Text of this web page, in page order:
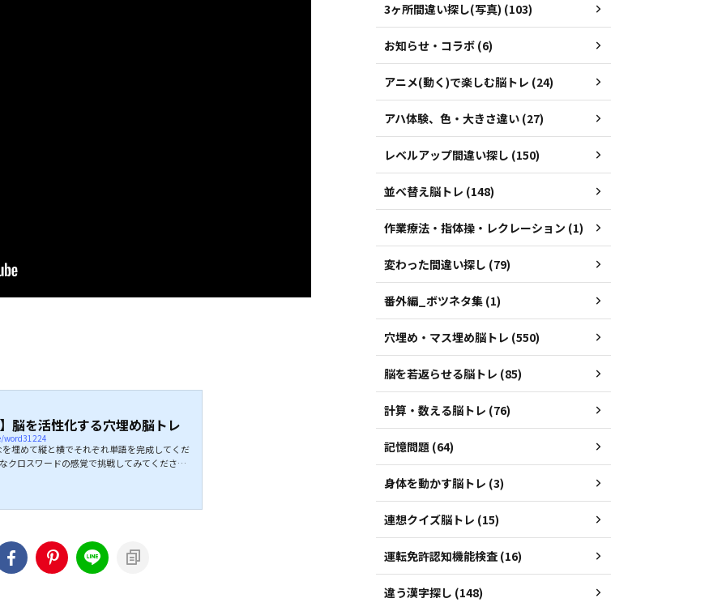
脳を活性化する穴埋め脳トレ
埋めて縦と横でそれぞれ単語を完成してくだ
クロスワードの感覚で挑戦してみてくださ
3ヶ所間違い探し(写真) (103)
お知らせ・コラボ (6)
アニメ(動く)で楽しむ脳トレ (24)
アハ体験、色・大きさ違い (27)
レベルアップ間違い探し (150)
並べ替え脳トレ (148)
作業療法・指体操・レクレーション (1)
変わった間違い探し (79)
番外編_ボツネタ集 (1)
穴埋め・マス埋め脳トレ (550)
脳を若返らせる脳トレ (85)
計算・数える脳トレ (76)
記憶問題 (64)
身体を動かす脳トレ (3)
連想クイズ脳トレ (15)
運転免許認知機能検査 (16)
違う漢字探し (148)